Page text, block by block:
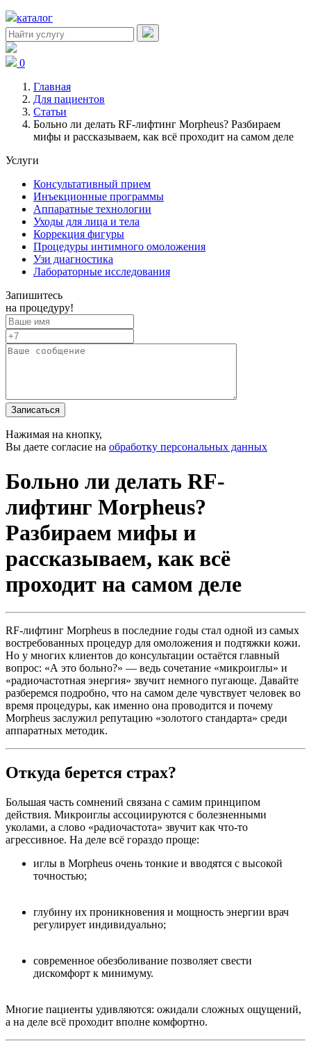
каталог
0
Главная
Для пациентов
Статьи
Больно ли делать RF-лифтинг Morpheus? Разбираем
мифы и рассказываем, как всё проходит на самом деле
Услуги
Консультативный прием
Инъекционные программы
Аппаратные технологии
Уходы для лица и тела
Коррекция фигуры
Процедуры интимного омоложения
Узи диагностика
Лабораторные исследования
Запишитесь
на процедуру!
Записаться
Нажимая на кнопку,
Вы даете согласие на обработку персональных данных
Больно ли делать RF-
лифтинг Morpheus?
Разбираем мифы и
рассказываем, как всё
проходит на самом деле
RF-лифтинг Morpheus в последние годы стал одной из самых
востребованных процедур для омоложения и подтяжки кожи.
Но у многих клиентов до консультации остаётся главный
вопрос: «А это больно?» — ведь сочетание «микроиглы» и
«радиочастотная энергия» звучит немного пугающе. Давайте
разберемся подробно, что на самом деле чувствует человек во
время процедуры, как именно она проводится и почему
Morpheus заслужил репутацию «золотого стандарта» среди
аппаратных методик.
Откуда берется страх?
Большая часть сомнений связана с самим принципом
действия. Микроиглы ассоциируются с болезненными
уколами, а слово «радиочастота» звучит как что-то
агрессивное. На деле всё гораздо проще:
иглы в Morpheus очень тонкие и вводятся с высокой
точностью;
глубину их проникновения и мощность энергии врач
регулирует индивидуально;
современное обезболивание позволяет свести
дискомфорт к минимуму.
Многие пациенты удивляются: ожидали сложных ощущений,
а на деле всё проходит вполне комфортно.